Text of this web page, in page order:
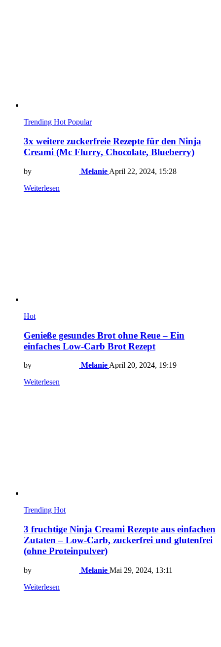
Trending Hot Popular
3x weitere zuckerfreie Rezepte für den Ninja
Creami (Mc Flurry, Chocolate, Blueberry)
by Melanie April 22, 2024, 15:28
Weiterlesen
Hot
Genieße gesundes Brot ohne Reue – Ein
einfaches Low-Carb Brot Rezept
by Melanie April 20, 2024, 19:19
Weiterlesen
Trending Hot
3 fruchtige Ninja Creami Rezepte aus einfachen
Zutaten – Low-Carb, zuckerfrei und glutenfrei
(ohne Proteinpulver)
by Melanie Mai 29, 2024, 13:11
Weiterlesen